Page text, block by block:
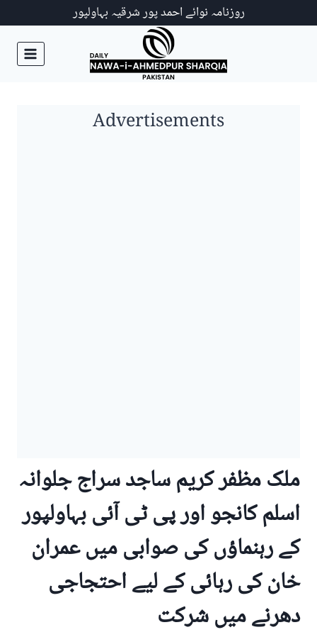
روزنامہ نوائے احمد پور شرقیہ بہاولپور
Advertisements
ملک مظفر کریم ساجد سراج جلوانہ
اسلم کانجو اور پی ٹی آئی بہاولپور
کے رہنماؤں کی صوابی میں عمران
خان کی رہائی کے لیے احتجاجی
دھرنے میں شرکت